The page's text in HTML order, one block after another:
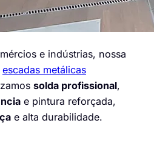
e indústrias, nossa
escadas metálicas
solda profissional,
e pintura reforçada,
e alta durabilidade.